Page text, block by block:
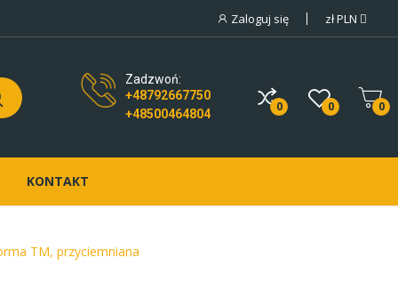
Zaloguj się złPLN
Zadzwoń:
+48792667750
+48500464804
0 0 0
KONTAKT
TM, przyciemniana